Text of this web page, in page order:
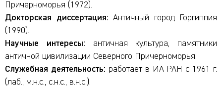
Причерноморья (1972).
Докторская диссертация: Античный город Горгиппия
(1990).
Научные интересы: античная культура, памятники
античной цивилизации Северного Причерноморья.
Служебная деятельность: работает в ИА РАН с 1961 г.
(лаб., м.н.с., с.н.с., в.н.с.).